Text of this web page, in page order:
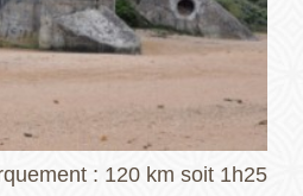
: 120 km soit 1h25